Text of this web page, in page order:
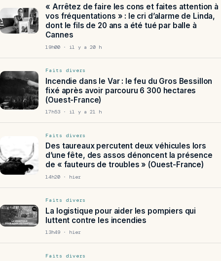
« Arrêtez de faire les cons et faites attention à
vos fréquentations » : le cri d’alarme de Linda,
dont le fils de 20 ans a été tué par balle à
Cannes
19h00 · il y a 20 h
Faits divers
Incendie dans le Var : le feu du Gros Bessillon
fixé après avoir parcouru 6 300 hectares
(Ouest-France)
17h53 · il y a 21 h
Faits divers
Des taureaux percutent deux véhicules lors
d’une fête, des assos dénoncent la présence
de « fauteurs de troubles » (Ouest-France)
14h20 · hier
Faits divers
La logistique pour aider les pompiers qui
luttent contre les incendies
13h49 · hier
Faits divers